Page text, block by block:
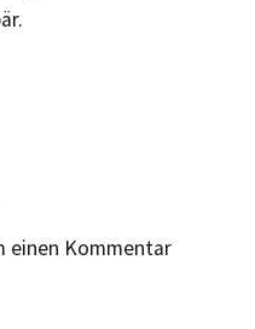
einen Kommentar